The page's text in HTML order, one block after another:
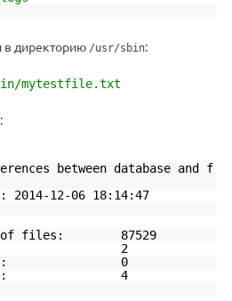
в директорию /usr/sbin:
mytestfile.txt
:
between database and f
2014-12-06 18:14:47
of files: 87529
files: 2
files: 0
files: 4